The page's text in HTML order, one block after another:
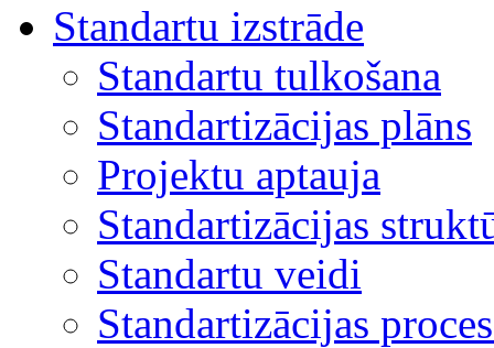
Standartu izstrāde
Standartu tulkošana
Standartizācijas plāns
Projektu aptauja
Standartizācijas
Standartu veidi
Standartizācijas